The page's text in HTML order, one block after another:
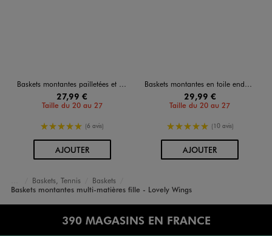
Baskets montantes pailletées et irisées fille
27,99 €
Taille du 20 au 27
5/5 de moyenne
(6 avis)
AJOUTERAU PANIER
Baskets montantes en toile enduite fermeture scratch fille - Lovely Wings
29,99 €
Taille du 20 au 27
5/5 de moyenne
(10 avis)
AJOUTERAU PANIER
Accueil
Fille
Chaussures
Baskets, Tennis
Baskets
Baskets montantes multi-matières fille - Lovely Wings
390 MAGASINS EN FRANCE